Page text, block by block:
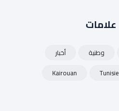
علامات
وطنية
أخبار
Tunisie
Kairouan